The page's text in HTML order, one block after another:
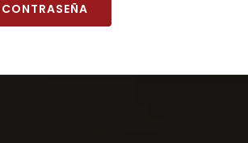
CONTRASEÑA